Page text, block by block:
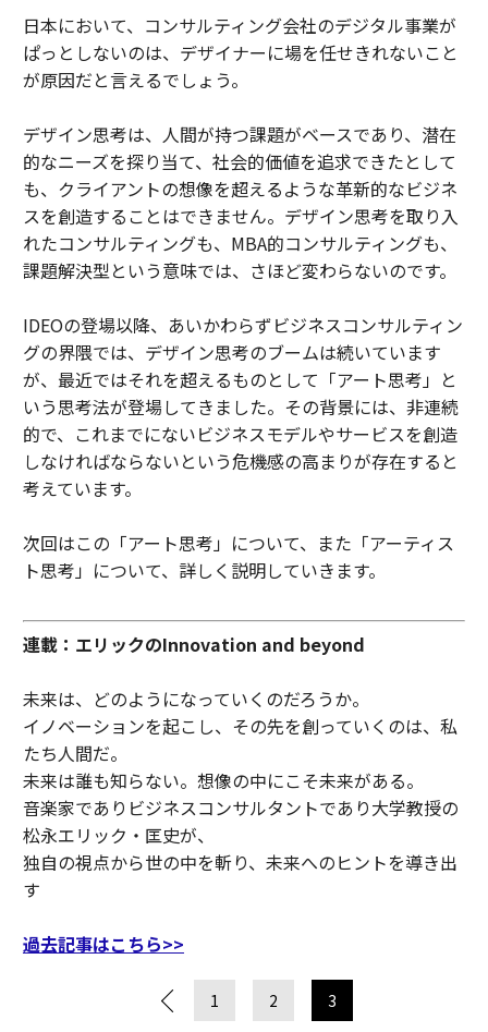
日本において、コンサルティング会社のデジタル事業が
ぱっとしないのは、デザイナーに場を任せきれないこと
が原因だと言えるでしょう。
デザイン思考は、人間が持つ課題がベースであり、潜在
的なニーズを探り当て、社会的価値を追求できたとして
も、クライアントの想像を超えるような革新的なビジネ
スを創造することはできません。デザイン思考を取り入
れたコンサルティングも、MBA的コンサルティングも、
課題解決型という意味では、さほど変わらないのです。
IDEOの登場以降、あいかわらずビジネスコンサルティン
グの界隈では、デザイン思考のブームは続いています
が、最近ではそれを超えるものとして「アート思考」と
いう思考法が登場してきました。その背景には、非連続
的で、これまでにないビジネスモデルやサービスを創造
しなければならないという危機感の高まりが存在すると
考えています。
次回はこの「アート思考」について、また「アーティス
ト思考」について、詳しく説明していきます。
連載：エリックのInnovation and beyond
未来は、どのようになっていくのだろうか。
イノベーションを起こし、その先を創っていくのは、私
たち人間だ。
未来は誰も知らない。想像の中にこそ未来がある。
音楽家でありビジネスコンサルタントであり大学教授の
松永エリック・匡史が、
独自の視点から世の中を斬り、未来へのヒントを導き出
す
過去記事はこちら>>
1 2 3